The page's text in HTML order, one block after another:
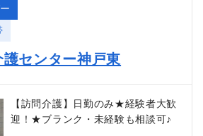
センター神戸東
【訪問介護】日勤のみ★経験者大歓
迎！★ブランク・未経験も相談可♪